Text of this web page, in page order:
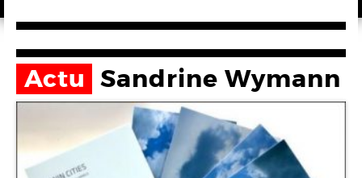
Actu Sandrine Wymann